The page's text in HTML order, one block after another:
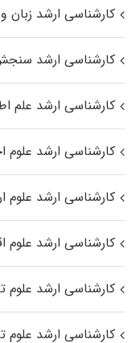
کارشناسی ارشد زبان
کارشناسی ارشد
کارشناسی ارشد علم
کارشناسی ارشد علوم
کارشناسی ارشد علوم
کارشناسی ارشد علوم
کارشناسی ارشد علوم
کارشناسی ارشد علوم